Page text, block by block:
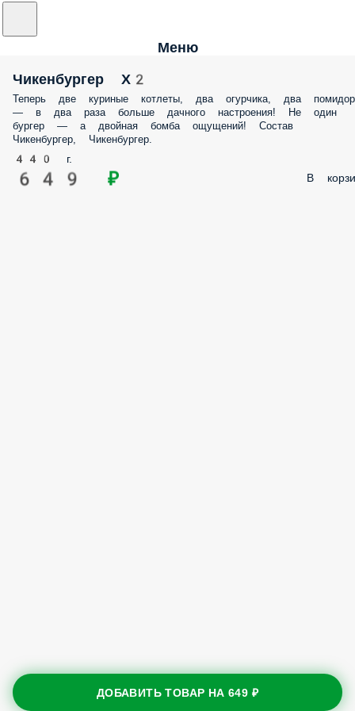
Меню
Чикенбургер Х2
Теперь две куриные котлеты, два огурчика, два
— в два раза больше дачного настроения! Не один
бургер — а двойная бомба ощущений! Состав
Чикенбургер, Чикенбургер.
440 г.
649 ₽ В
ДОБАВИТЬ ТОВАР НА649 ₽